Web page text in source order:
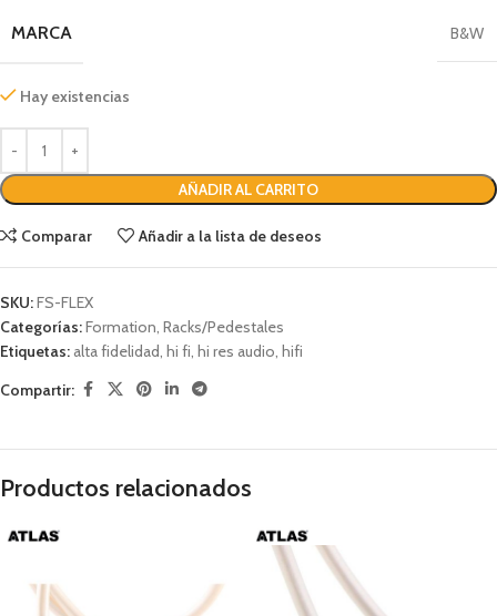
MARCA B&W
Hay existencias
AÑADIR AL CARRITO
Comparar Añadir a la lista de deseos
SKU:FS-FLEX
Categorías:Formation, Racks/Pedestales
Etiquetas: alta fidelidad, hi fi, hi res audio, hifi
Compartir:
Productos relacionados